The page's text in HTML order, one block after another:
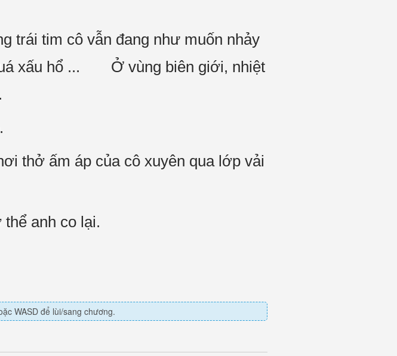
trái tim cô vẫn đang như muốn nhảy
xấu hổ ... Ở vùng biên giới, nhiệt
thở ấm áp của cô xuyên qua lớp vải
anh co lại.
WASD để lùi/sang chương.